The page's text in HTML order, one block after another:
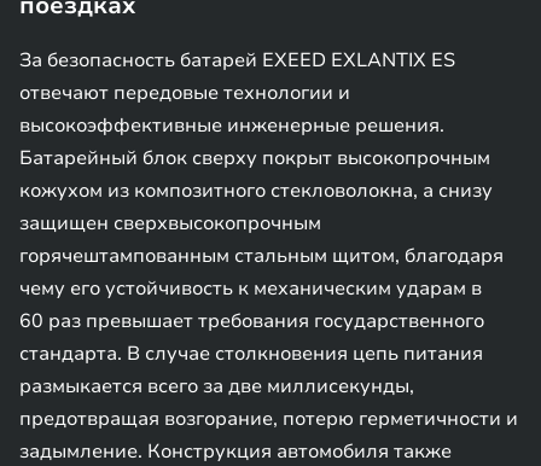
За безопасность батарей EXEED EXLANTIX ES
отвечают передовые технологии и
высокоэффективные инженерные решения.
Батарейный блок сверху покрыт высокопрочным
кожухом из композитного стекловолокна, а снизу
защищен сверхвысокопрочным
горячештампованным стальным щитом, благодаря
чему его устойчивость к механическим ударам в
60 раз превышает требования государственного
стандарта. В случае столкновения цепь питания
размыкается всего за две миллисекунды,
предотвращая возгорание, потерю герметичности и
задымление. Конструкция автомобиля также